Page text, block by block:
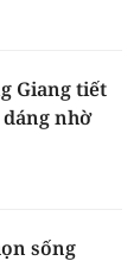
Giang tiết
nhờ
sống